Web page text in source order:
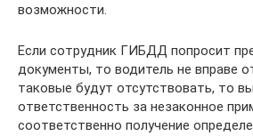
возможности.
Если сотрудник ГИБДД попросит
документы, то водитель не вправе
таковые будут отсутствовать, то
ответственность за незаконное
соответственно получение